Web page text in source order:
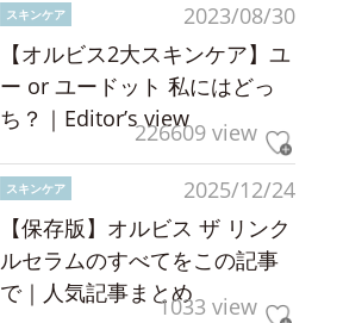
2023/08/30
スキンケア
【オルビス2大スキンケア】ユ
ー or ユードット 私にはどっ
ち？｜Editor’s view226609 view
2025/12/24
スキンケア
【保存版】オルビス ザ リンク
ルセラムのすべてをこの記事
で｜人気記事まとめ1033 view